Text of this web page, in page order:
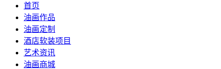
首页
油画作品
油画定制
酒店软装项目
艺术资讯
油画商城